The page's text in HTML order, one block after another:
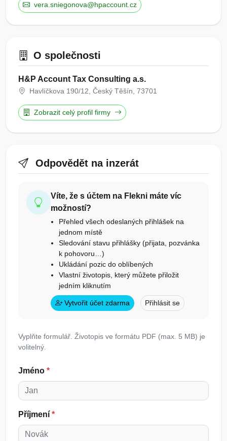
vera.sniegonova@hpaccount.cz
O společnosti
H&P Account Tax Consulting a.s.
Havlíčkova 190/12, Český Těšín, 73701
Zobrazit celý profil firmy
Odpovědět na inzerát
Víte, že s účtem na Flekni máte víc
možností?
Přehled všech odeslaných přihlášek na
jednom místě
Sledování stavu přihlášky (přijata, pozvánka
k pohovoru…)
Ukládání pozic do oblíbených
Vlastní životopis, který můžete přiložit
jedním kliknutím
Vytvořit účet zdarma Přihlásit se
Vyplňte formulář. Životopis ve formátu PDF (max. 5 MB) je
volitelný.
Jméno *
Příjmení *